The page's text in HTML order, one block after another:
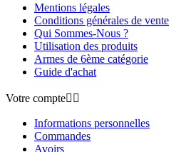
Mentions légales
Conditions générales de vente
Qui Sommes-Nous ?
Utilisation des produits
Armes de 6ème catégorie
Guide d'achat
Votre compte 
Informations personnelles
Commandes
Avoirs